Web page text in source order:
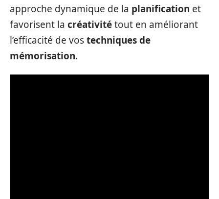
approche dynamique de la planification et
favorisent la créativitétout en améliorant
l’efficacité de vostechniques de
mémorisation.